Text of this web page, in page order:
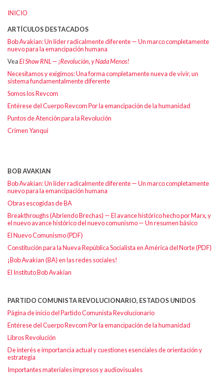
INICIO
ARTÍCULOS DESTACADOS
Bob Avakian: Un líder radicalmente diferente — Un marco completamente
nuevo para la emancipación humana
VeaEl Show RNL — ¡Revolución, y Nada Menos!
Necesitamos y exigimos: Una forma completamente nueva de vivir, un
sistema fundamentalmente diferente
Somos los Revcom
Entérese del Cuerpo Revcom Por la emancipación de la humanidad
Puntos de Atención para la Revolución
Crimen Yanqui
BOB AVAKIAN
Bob Avakian: Un líder radicalmente diferente — Un marco completamente
nuevo para la emancipación humana
Obras escogidas de BA
Breakthroughs (Abriendo Brechas) — El avance histórico hecho por Marx, y
el nuevo avance histórico del nuevo comunismo — Un resumen básico
El Nuevo Comunismo (PDF)
Constitución para la Nueva República Socialista en América del Norte (PDF)
¡Bob Avakian (BA) en las redes sociales!
El Instituto Bob Avakian
PARTIDO COMUNISTA REVOLUCIONARIO, ESTADOS UNIDOS
Página de inicio del Partido Comunista Revolucionario
Entérese del Cuerpo Revcom Por la emancipación de la humanidad
Libros Revolución
De interés e importancia actual y cuestiones esenciales de orientación y
estrategia
Importantes materiales impresos y audiovisuales